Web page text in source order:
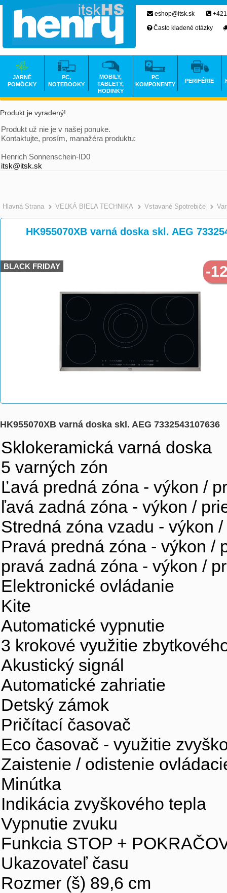
Produkt je vyradený!
Produkt už nie je v našej ponuke.
Kontaktujte, prosím, manažéra produktu:
Henrich Sonnenschein-ID0
itsk@itsk.sk
Hlavná Strana >
VEĽKÁ BIELA TECHNIKA >
Vstavané Spotrebiče
HK955070XB varná doska skl. AEG
BLACK FRIDAY -
HK955070XB varná doska skl. AEG 7332543107636
Sklokeramická varná doska
5 varných zón
Ľavá predná zóna - výkon /
ľavá zadná zóna - výkon /
Stredná zóna vzadu - výkon
Pravá predná zóna - výkon /
pravá zadná zóna - výkon /
Elektronické ovládanie
Kite
Automatické vypnutie
3 krokové využitie
Akustický signál
Automatické zahriatie
Detský zámok
Pričítací časovač
Eco časovač - využitie
Zaistenie / odistenie
Minútka
Indikácia zvyškového tepla
Vypnutie zvuku
Funkcia STOP +
Ukazovateľ času
Rozmer (š) 89,6 cm
eshop@itsk.sk
Často kladené otázky
JARNÉ
POMÔCKY
PC,
NOTEBOOKY
MOBILY,
TABLETY,
HODINKY
PC
KOMPONENTY
PERIFÉRIE